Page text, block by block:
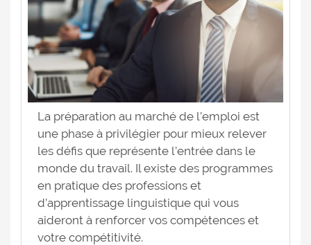
La préparation au marché de l’emploi est
une phase à privilégier pour mieux relever
les défis que représente l’entrée dans le
monde du travail. Il existe des programmes
en pratique des professions et
d’apprentissage linguistique qui vous
aideront à renforcer vos compétences et
votre compétitivité.